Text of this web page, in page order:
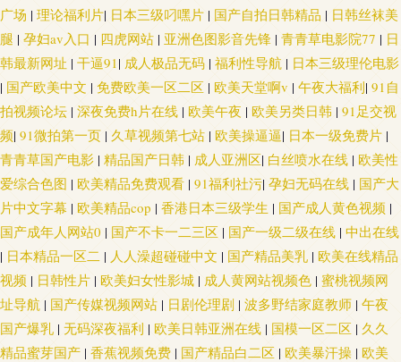
广场 | 理论福利片| 日本三级叼嘿片 | 国产自拍日韩精品 | 日韩丝袜美
腿 | 孕妇av入口 | 四虎网站 | 亚洲色图影音先锋 | 青青草电影院77 | 日
韩最新网址 | 干逼91| 成人极品无码 | 福利性导航 | 日本三级理伦电影
| 国产欧美中文 | 免费欧美一区二区 | 欧美天堂啊v | 午夜大福利| 91自
拍视频论坛 | 深夜免费h片在线 | 欧美午夜 | 欧美另类日韩 | 91足交视
频| 91微拍第一页 | 久草视频第七站 | 欧美操逼逼| 日本一级免费片 |
青青草国产电影 | 精品国产日韩 | 成人亚洲区| 白丝喷水在线 | 欧美性
爱综合色图 | 欧美精品免费观看 | 91福利社污| 孕妇无码在线 | 国产大
片中文字幕 | 欧美精品cop | 香港日本三级学生 | 国产成人黄色视频 |
国产成年人网站0 | 国产不卡一二三区 | 国产一级二级在线 | 中出在线
| 日本精品一区二 | 人人澡超碰碰中文 | 国产精品美乳 | 欧美在线精品
视频 | 日韩性片 | 欧美妇女性影城 | 成人黄网站视频色 | 蜜桃视频网
址导航 | 国产传媒视频网站 | 日剧伦理剧 | 波多野结家庭教师 | 午夜
国产爆乳 | 无码深夜福利 | 欧美日韩亚洲在线 | 国模一区二区 | 久久
精品蜜芽国产 | 香蕉视频免费 | 国产精品白二区 | 欧美暴汗操 | 欧美